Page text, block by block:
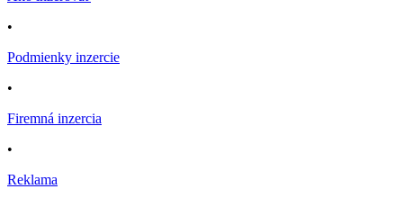
•
Podmienky inzercie
•
Firemná inzercia
•
Reklama